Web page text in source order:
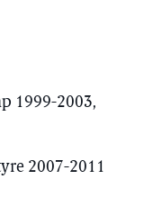
1999-2003,
2007-2011